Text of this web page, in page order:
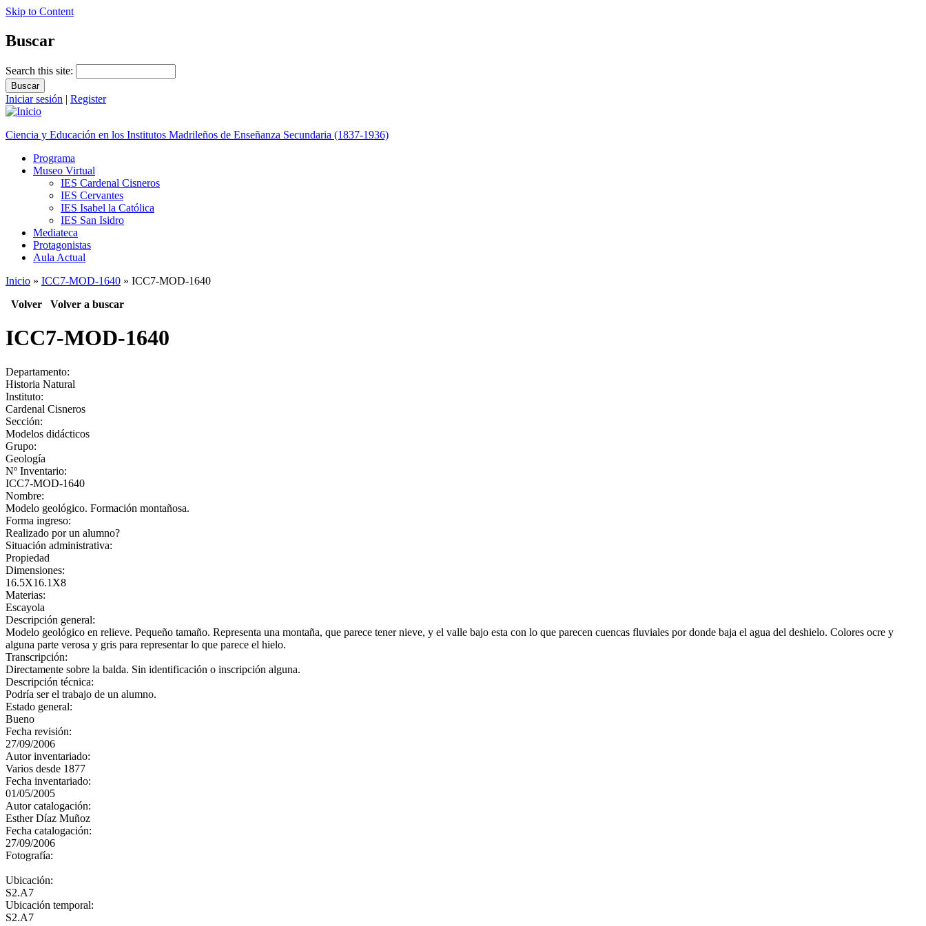
Skip to Content
Buscar
Search this site:
Iniciar sesión | Register
Ciencia y Educación en los Institutos Madrileños de Enseñanza Secundaria (1837-1936)
Programa
Museo Virtual
IES Cardenal Cisneros
IES Cervantes
IES Isabel la Católica
IES San Isidro
Mediateca
Protagonistas
Aula Actual
Inicio » ICC7-MOD-1640 » ICC7-MOD-1640
Volver Volver a buscar
ICC7-MOD-1640
Departamento:
Historia Natural
Instituto:
Cardenal Cisneros
Sección:
Modelos didácticos
Grupo:
Geología
Nº Inventario:
ICC7-MOD-1640
Nombre:
Modelo geológico. Formación montañosa.
Forma ingreso:
Realizado por un alumno?
Situación administrativa:
Propiedad
Dimensiones:
16.5X16.1X8
Materias:
Escayola
Descripción general:
Modelo geológico en relieve. Pequeño tamaño. Representa una montaña, que parece tener nieve, y el valle bajo esta con lo que parecen cuencas fluviales por donde baja el agua del deshielo. Colores ocre y
alguna parte verosa y gris para representar lo que parece el hielo.
Transcripción:
Directamente sobre la balda. Sin identificación o inscripción alguna.
Descripción técnica:
Podría ser el trabajo de un alumno.
Estado general:
Bueno
Fecha revisión:
27/09/2006
Autor inventariado:
Varios desde 1877
Fecha inventariado:
01/05/2005
Autor catalogación:
Esther Díaz Muñoz
Fecha catalogación:
27/09/2006
Fotografía:
Ubicación:
S2.A7
Ubicación temporal:
S2.A7